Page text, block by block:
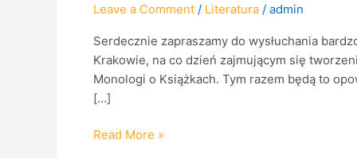
Leave a Comment / Literatura / admin
Serdecznie zapraszamy do wysłuchania
Krakowie, na co dzień zajmującym się
Monologi o Książkach. Tym razem będą to
[…]
Read More »